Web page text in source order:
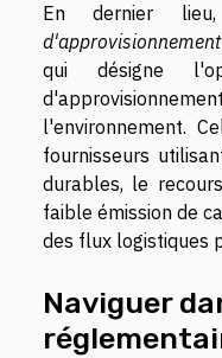
En dernier
qui désigne
l'environnement.
fournisseurs
durables, le
faible émission de
des flux logistiques
Naviguer